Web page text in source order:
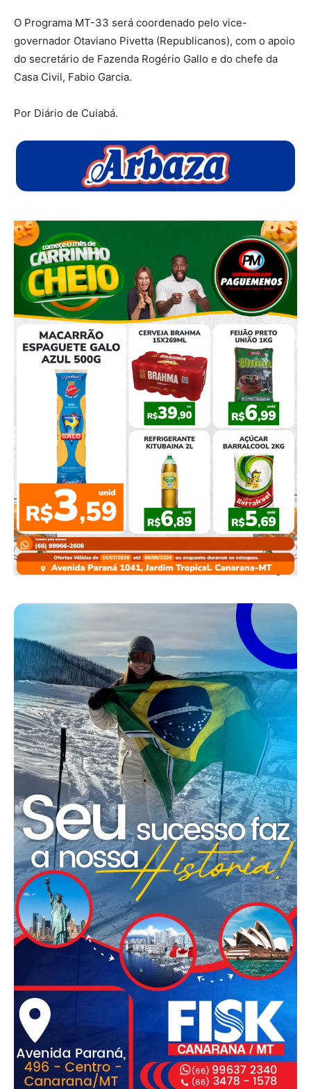
O Programa MT-33 será coordenado pelo vice-
governador Otaviano Pivetta (Republicanos), com o apoio
do secretário de Fazenda Rogério Gallo e do chefe da
Casa Civil, Fabio Garcia.
Por Diário de Cuiabá.